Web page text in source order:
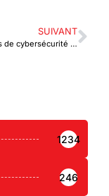
SUIVANT
Les menaces de cybersécurité sur le secteur financier
1234
246